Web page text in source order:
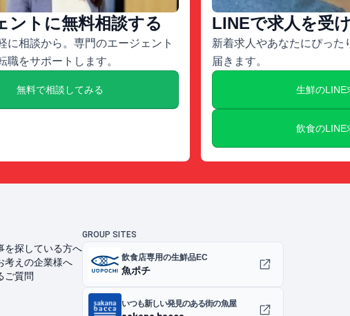
ントに無料相談する
に相談から。専門のエージェント
職をサポートします。
無料で相談してみる
LINEで求人を受
新着求人やあなたにぴった
届きます。
生鮮のLINE
飲食のLINE
を探している方へ
考えの企業様へ
ご質問
GROUP SITES
飲食店専用の生鮮品EC
魚ポチ
いつも新しい発見のある街の魚屋